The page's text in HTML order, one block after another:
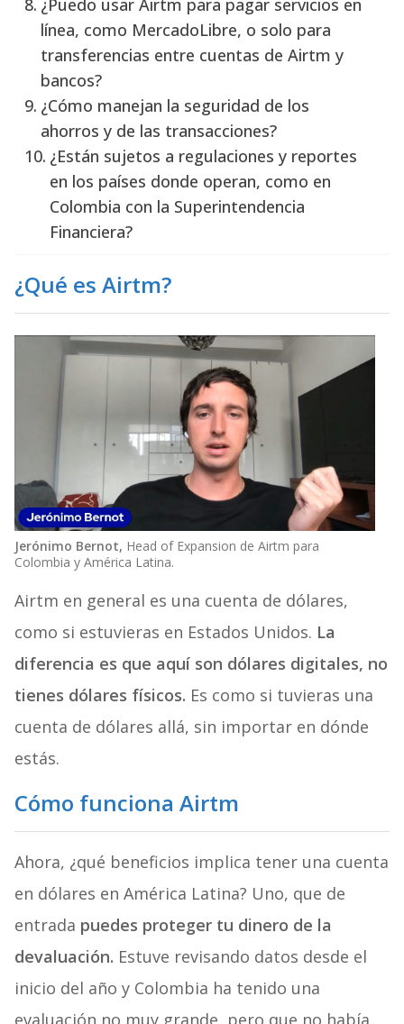
¿Puedo usar Airtm para pagar servicios en
línea, como MercadoLibre, o solo para
transferencias entre cuentas de Airtm y
bancos?
¿Cómo manejan la seguridad de los
ahorros y de las transacciones?
¿Están sujetos a regulaciones y reportes
en los países donde operan, como en
Colombia con la Superintendencia
Financiera?
¿Qué es Airtm?
Jerónimo Bernot, Head of Expansion de Airtm para
Colombia y América Latina.
Airtm en general es una cuenta de dólares,
como si estuvieras en Estados Unidos. La
diferencia es que aquí son dólares digitales, no
tienes dólares físicos. Es como si tuvieras una
cuenta de dólares allá, sin importar en dónde
estás.
Cómo funciona Airtm
Ahora, ¿qué beneficios implica tener una cuenta
en dólares en América Latina? Uno, que de
entrada puedes proteger tu dinero de la
devaluación. Estuve revisando datos desde el
inicio del año y Colombia ha tenido una